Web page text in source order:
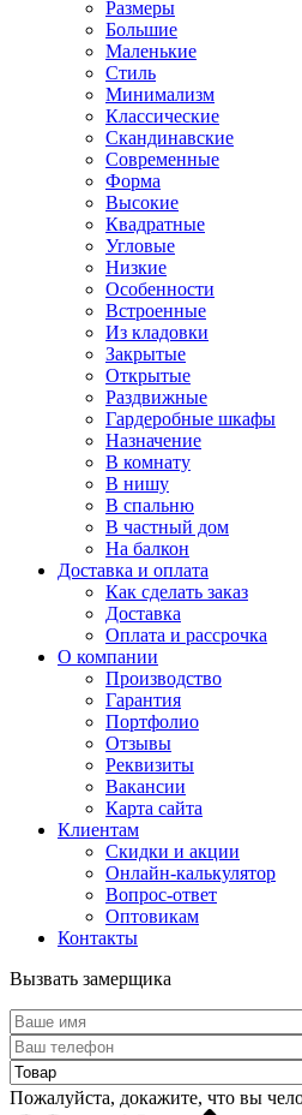
Размеры
Большие
Маленькие
Стиль
Минимализм
Классические
Скандинавские
Современные
Форма
Высокие
Квадратные
Угловые
Низкие
Особенности
Встроенные
Из кладовки
Закрытые
Открытые
Раздвижные
Гардеробные шкафы
Назначение
В комнату
В нишу
В спальню
В частный дом
На балкон
Доставка и оплата
Как сделать заказ
Доставка
Оплата и рассрочка
О компании
Производство
Гарантия
Портфолио
Отзывы
Реквизиты
Вакансии
Карта сайта
Клиентам
Скидки и акции
Онлайн-калькулятор
Вопрос-ответ
Оптовикам
Контакты
Вызвать замерщика
Пожалуйста, докажите, что вы